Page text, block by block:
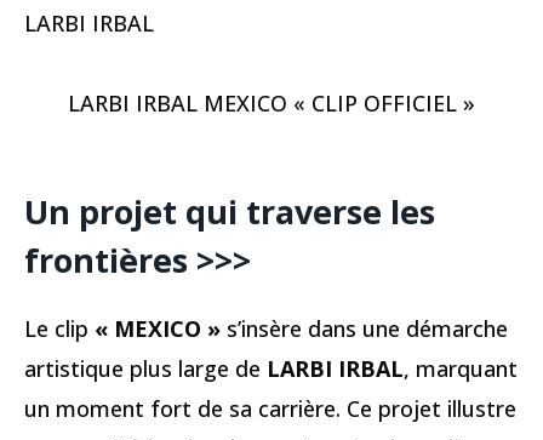
LARBI IRBAL
LARBI IRBAL MEXICO « CLIP OFFICIEL »
Un projet qui traverse les
frontières >>>
Le clip « MEXICO » s’insère dans une démarche
artistique plus large de LARBI IRBAL, marquant
un moment fort de sa carrière. Ce projet illustre